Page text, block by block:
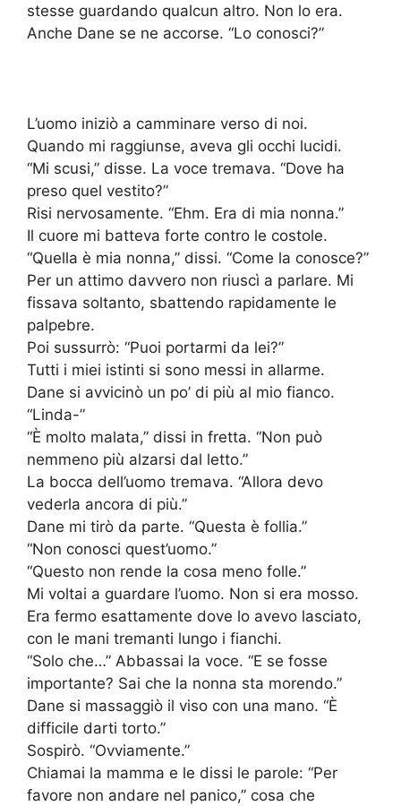
stesse guardando qualcun altro. Non lo era.
Anche Dane se ne accorse. “Lo conosci?”
L’uomo iniziò a camminare verso di noi.
Quando mi raggiunse, aveva gli occhi lucidi.
“Mi scusi,” disse. La voce tremava. “Dove ha
preso quel vestito?”
Risi nervosamente. “Ehm. Era di mia nonna.”
Il cuore mi batteva forte contro le costole.
“Quella è mia nonna,” dissi. “Come la conosce?”
Per un attimo davvero non riuscì a parlare. Mi
fissava soltanto, sbattendo rapidamente le
palpebre.
Poi sussurrò: “Puoi portarmi da lei?”
Tutti i miei istinti si sono messi in allarme.
Dane si avvicinò un po’ di più al mio fianco.
“Linda-”
“È molto malata,” dissi in fretta. “Non può
nemmeno più alzarsi dal letto.”
La bocca dell’uomo tremava. “Allora devo
vederla ancora di più.”
Dane mi tirò da parte. “Questa è follia.”
“Non conosci quest’uomo.”
“Questo non rende la cosa meno folle.”
Mi voltai a guardare l’uomo. Non si era mosso.
Era fermo esattamente dove lo avevo lasciato,
con le mani tremanti lungo i fianchi.
“Solo che…” Abbassai la voce. “E se fosse
importante? Sai che la nonna sta morendo.”
Dane si massaggiò il viso con una mano. “È
difficile darti torto.”
Sospirò. “Ovviamente.”
Chiamai la mamma e le dissi le parole: “Per
favore non andare nel panico,” cosa che